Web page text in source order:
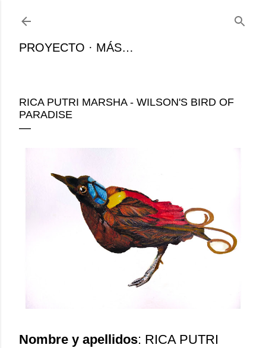
Ir al contenido principal
PROYECTO MÁS…
RICA PUTRI MARSHA - WILSON'S BIRD OF
PARADISE
Nombre y apellidos: RICA PUTRI